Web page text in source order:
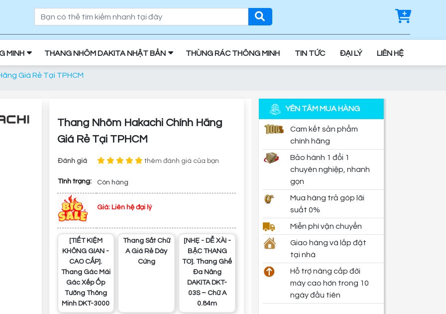
MINH THANG NHÔM DAKITA NHẬT BẢN THÙNG RÁC THÔNG MINH TIN TỨC ĐẠI LÝ LIÊN HỆ
Giá Rẻ Tại TPHCM
Thang Nhôm Hakachi Chính Hãng
Giá Rẻ Tại TPHCM
Đánh giá thêm đánh giá của bạn
Tình trạng: Còn hàng
Giá: Liên hệ đại lý
[TIẾT KIỆM
KHÔNG GIAN -
CAO CẤP].
Thang Gác Mái
Gác Xếp Ốp
Tường Thông
Minh DKT-3000
Thang Sắt Chữ
A Giá Rẻ Dày
Cứng
[NHẸ - DỄ XÀI -
BẬC THANG
TO]. Thang Ghế
Đa Năng
DAKITA DKT-
03S – Chữ A
0.84m
YÊN TÂM MUA HÀNG
Cam kết sản phẩm
chính hãng
Bảo hành 1 đổi 1
chuyên nghiệp, nhanh
gọn
Mua hàng trả góp lãi
suất 0%
Miễn phí vận chuyển
Giao hàng và lắp đặt
tại nhà
Hỗ trợ nâng cấp đời
máy cao hơn trong 10
ngày đầu tiên